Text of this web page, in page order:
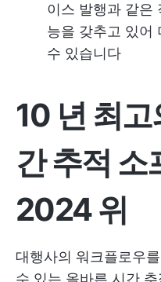
이스 발행과 같은
능을 갖추고 있어
수 있습니다
10 년 최
간 추적 소
2024 위
대행사의 워크플로우
수 있는 올바른 시간